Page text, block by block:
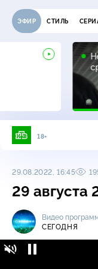
ЭФИР СТИЛЬ
18+
29.08.2022, 16:45
29 августа
Видео
СЕГОДНЯ